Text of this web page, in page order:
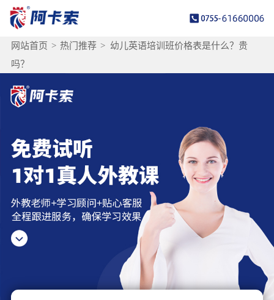
网站首页 > 热门推荐 > 幼儿英语培训班价格表是什么？贵
吗？